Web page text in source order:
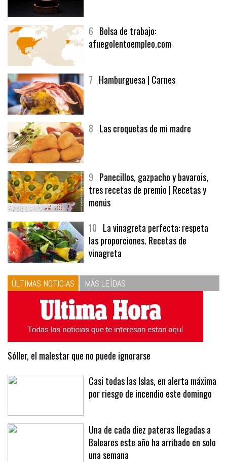
6 Bolsa de trabajo:
afuegolentoempleo.com
7 Hamburguesa | Carnes
8 Las croquetas de mi madre
9 Panecillos, gazpacho y bavarois,
tres recetas de premio | Recetas y
menús
10 La vinagreta perfecta: respeta
las proporciones. Recetas de
vinagreta
ÚLTIMAS NOTICIAS MÁS LEÍDAS
Sóller, el malestar que no puede ignorarse
Casi todas las Islas, en alerta máxima
por riesgo de incendio este domingo
Una de cada diez pateras llegadas a
Baleares este año ha arribado en solo
una semana